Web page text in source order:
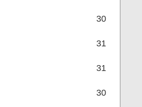
30
31
31
30